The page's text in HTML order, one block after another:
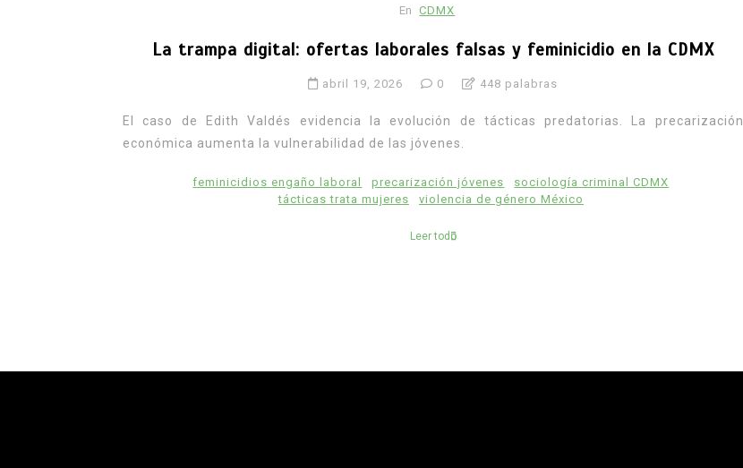
En CDMX
La trampa digital: ofertas laborales falsas y feminicidio en la CDMX
abril 19, 2026 0 448 palabras
El caso de Edith Valdés evidencia la evolución de tácticas predatorias. La precarización
económica aumenta la vulnerabilidad de las jóvenes.
feminicidios engaño laboral precarización jóvenes
sociología criminal CDMX
tácticas trata mujeres
violencia de género México
Leer todo